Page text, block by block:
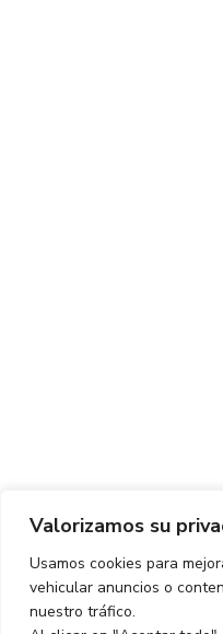
Valorizamos su
Usamos cookies para
vehicular anuncios o
nuestro tráfico.